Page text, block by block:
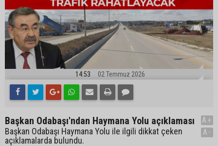
14:53 02 Temmuz 2026
Başkan Odabaşı'ndan Haymana Yolu açıklaması
Başkan Odabaşı Haymana Yolu ile ilgili dikkat çeken
açıklamalarda bulundu.
A+
A-